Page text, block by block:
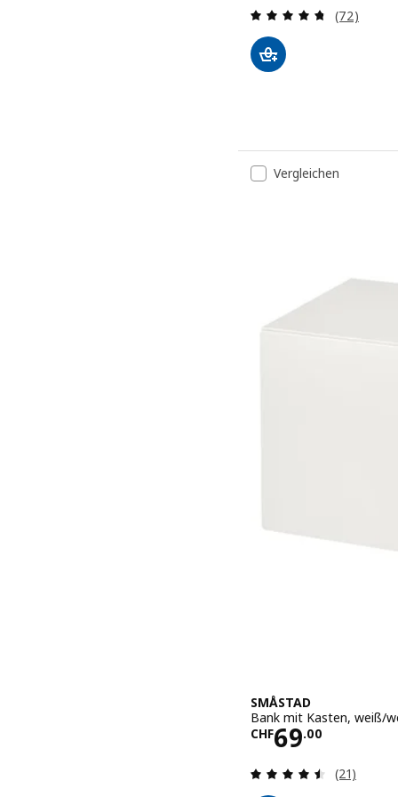
(72)
Vergleichen
SMÅSTAD
Bank mit Kasten, weiß/
CHF69.00
Preis CHF
(21)